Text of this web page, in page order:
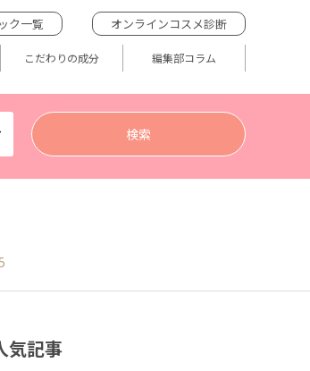
ク一覧 オンラインコスメ診断
こだわりの成分 編集部コラム
気記事